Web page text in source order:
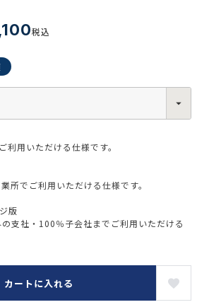
税込
用いただける仕様です。
所でご利用いただける仕様です。
版
支社・100％子会社までご利用いただける
カートに入れる